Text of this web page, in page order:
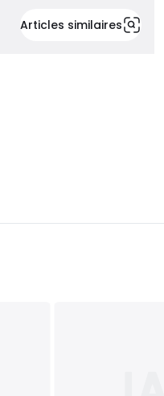
Articles similaires